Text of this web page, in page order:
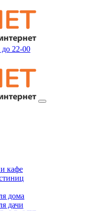
22-00
кафе
дома
дачи